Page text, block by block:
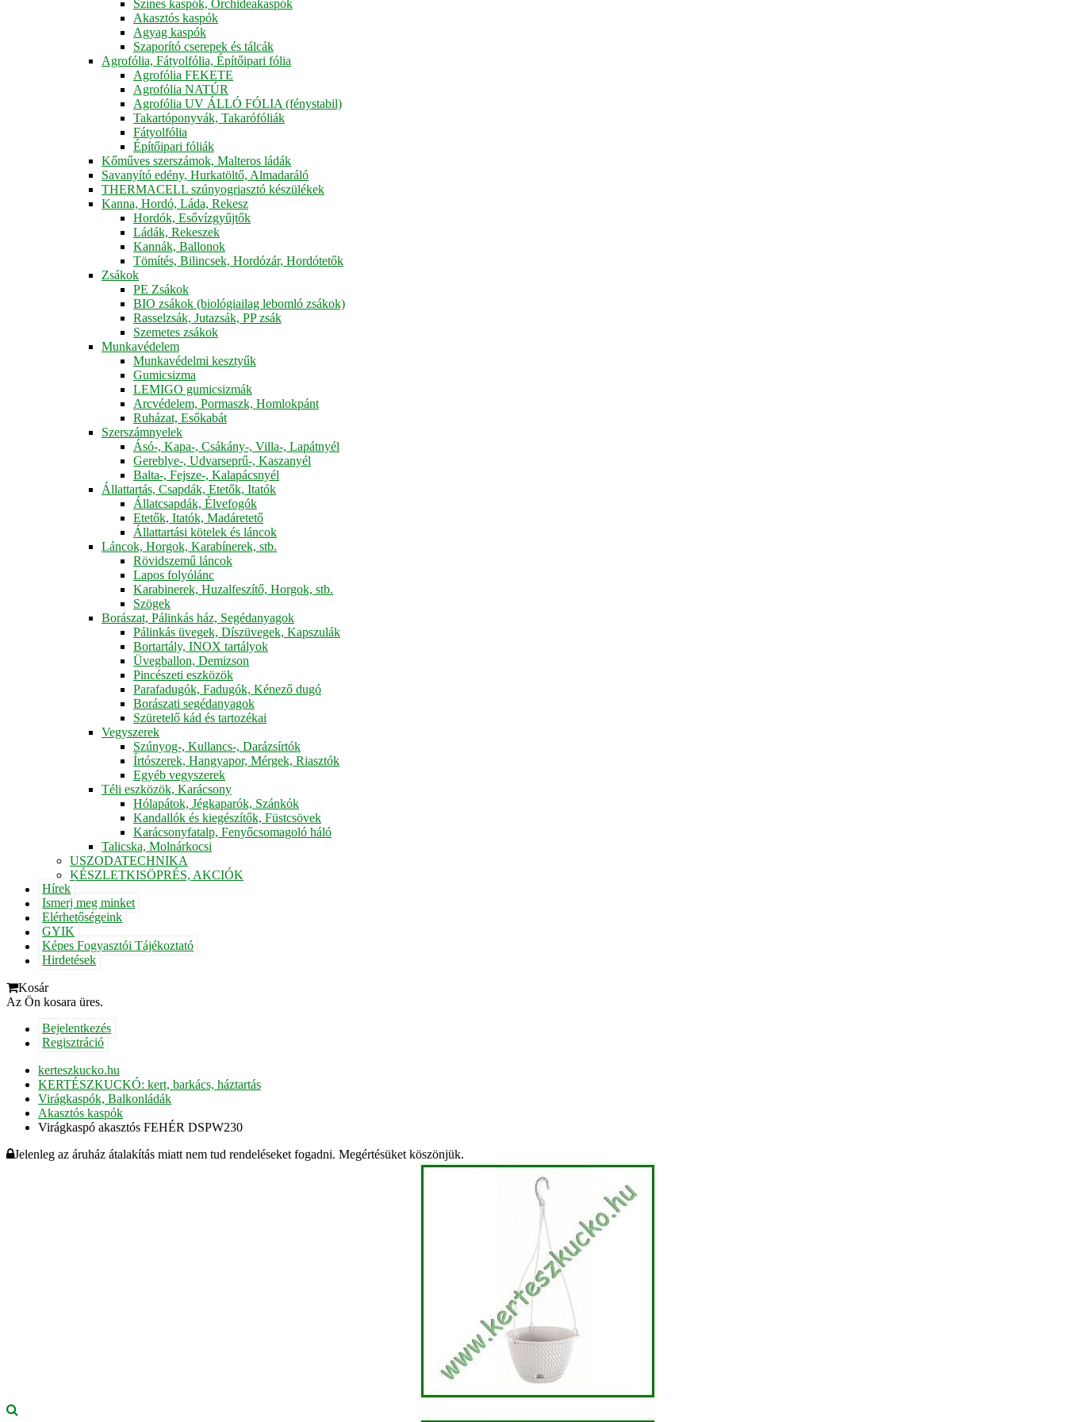
Színes kaspók, Orchideakaspók
Akasztós kaspók
Agyag kaspók
Szaporító cserepek és tálcák
Agrofólia, Fátyolfólia, Építőipari fólia
Agrofólia FEKETE
Agrofólia NATÚR
Agrofólia UV ÁLLÓ FÓLIA (fénystabil)
Takartóponyvák, Takarófóliák
Fátyolfólia
Építőipari fóliák
Kőműves szerszámok, Malteros ládák
Savanyító edény, Hurkatöltő, Almadaráló
THERMACELL szúnyogriasztó készülékek
Kanna, Hordó, Láda, Rekesz
Hordók, Esővízgyűjtők
Ládák, Rekeszek
Kannák, Ballonok
Tömítés, Bilincsek, Hordózár, Hordótetők
Zsákok
PE Zsákok
BIO zsákok (biológiailag lebomló zsákok)
Rasselzsák, Jutazsák, PP zsák
Szemetes zsákok
Munkavédelem
Munkavédelmi kesztyűk
Gumicsizma
LEMIGO gumicsizmák
Arcvédelem, Pormaszk, Homlokpánt
Ruházat, Esőkabát
Szerszámnyelek
Ásó-, Kapa-, Csákány-, Villa-, Lapátnyél
Gereblye-, Udvarseprű-, Kaszanyél
Balta-, Fejsze-, Kalapácsnyél
Állattartás, Csapdák, Etetők, Itatók
Állatcsapdák, Élvefogók
Etetők, Itatók, Madáretető
Állattartási kötelek és láncok
Láncok, Horgok, Karabínerek, stb.
Rövidszemű láncok
Lapos folyólánc
Karabinerek, Huzalfeszítő, Horgok, stb.
Szögek
Borászat, Pálinkás ház, Segédanyagok
Pálinkás üvegek, Díszüvegek, Kapszulák
Bortartály, INOX tartályok
Üvegballon, Demizson
Pincészeti eszközök
Parafadugók, Fadugók, Kénező dugó
Borászati segédanyagok
Szüretelő kád és tartozékai
Vegyszerek
Szúnyog-, Kullancs-, Darázsírtók
Írtószerek, Hangyapor, Mérgek, Riasztók
Egyéb vegyszerek
Téli eszközök, Karácsony
Hólapátok, Jégkaparók, Szánkók
Kandallók és kiegészítők, Füstcsövek
Karácsonyfatalp, Fenyőcsomagoló háló
Talicska, Molnárkocsi
USZODATECHNIKA
KÉSZLETKISÖPRÉS, AKCIÓK
Hírek
Ismerj meg minket
Elérhetőségeink
GYIK
Képes Fogyasztói Tájékoztató
Hirdetések
Kosár
Az Ön kosara üres.
Bejelentkezés
Regisztráció
kerteszkucko.hu
KERTÉSZKUCKÓ: kert, barkács, háztartás
Virágkaspók, Balkonládák
Akasztós kaspók
Virágkaspó akasztós FEHÉR DSPW230
Jelenleg az áruház átalakítás miatt nem tud rendeléseket fogadni. Megértésüket köszönjük.